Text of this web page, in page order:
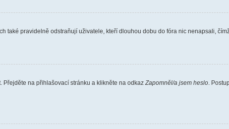
také pravidelně odstraňují uživatele, kteří dlouhou dobu do fóra nic nenapsali,
na přihlašovací stránku a klikněte na odkaz Zapomněl/a jsem heslo .